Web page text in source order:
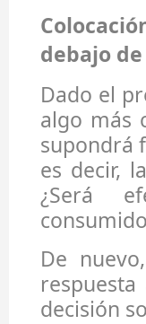
debajo
Dado el
algo más
supondrá
es decir,
¿Será
De
decisión